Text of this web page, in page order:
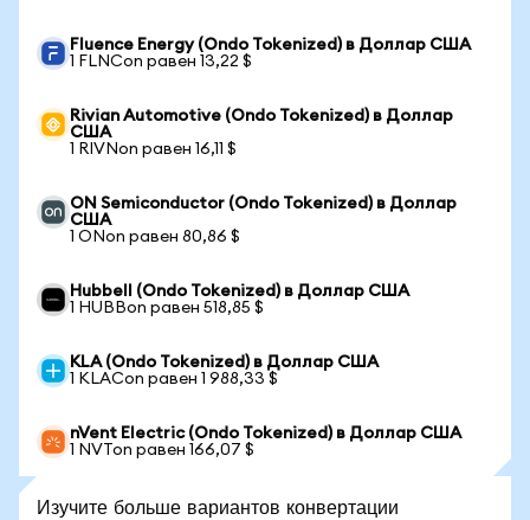
Fluence Energy (Ondo Tokenized) в Доллар США
1 FLNCon равен 13,22 $
Rivian Automotive (Ondo Tokenized) в Доллар
США
1 RIVNon равен 16,11 $
ON Semiconductor (Ondo Tokenized) в Доллар
США
1 ONon равен 80,86 $
Hubbell (Ondo Tokenized) в Доллар США
1 HUBBon равен 518,85 $
KLA (Ondo Tokenized) в Доллар США
1 KLACon равен 1 988,33 $
nVent Electric (Ondo Tokenized) в Доллар США
1 NVTon равен 166,07 $
Изучите больше вариантов конвертации